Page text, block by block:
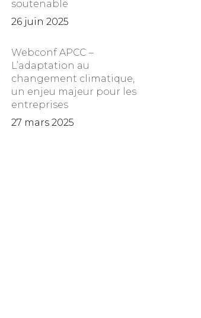
soutenable
26 juin 2025
Webconf APCC –
L’adaptation au
changement climatique,
un enjeu majeur pour les
entreprises
27 mars 2025